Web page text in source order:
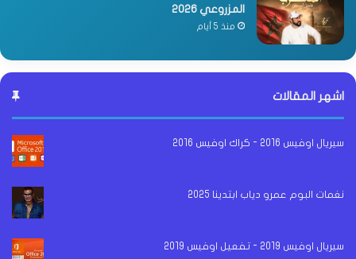
المزروعي 2026
منذ 5 أيام
اشهر المقالات
سيريال اوفيس 2016 - كراك اوفيس 2016
نغمات البوم عمرو دياب ابتدينا 2025
سيريال اوفيس 2019 - تفعيل اوفيس 2019